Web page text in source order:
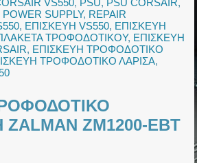
VS550, PSU, PSU CORSAIR,
SUPPLY, REPAIR
, ΕΠΙΣΚΕΥΗ VS550, ΕΠΙΣΚΕΥΗ
ΤΡΟΦΟΔΟΤΙΚΟΥ, ΕΠΙΣΚΕΥΗ
, ΕΠΙΣΚΕΥΗ ΤΡΟΦΟΔΟΤΙΚΟ
ΤΡΟΦΟΔΟΤΙΚΟ ΛΑΡΙΣΑ,
ZM1200-EBT